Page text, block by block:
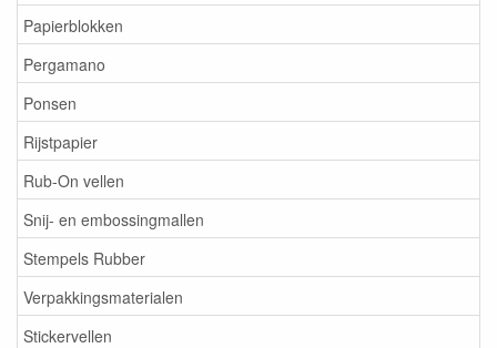
Papierblokken
Pergamano
Ponsen
Rijstpapier
Rub-On vellen
Snij- en embossingmallen
Stempels Rubber
Verpakkingsmaterialen
Stickervellen